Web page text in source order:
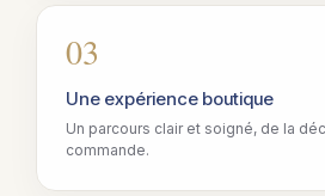
03
Une expérience boutique
Un parcours clair et soigné, de la
commande.